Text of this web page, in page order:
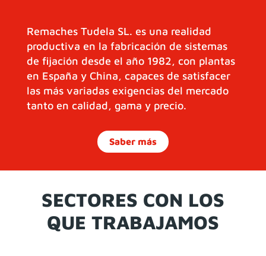
Remaches Tudela SL. es una realidad
productiva en la fabricación de sistemas
de fijación desde el año 1982, con plantas
en España y China, capaces de satisfacer
las más variadas exigencias del mercado
tanto en calidad, gama y precio.
Saber más
SECTORES CON LOS
QUE TRABAJAMOS